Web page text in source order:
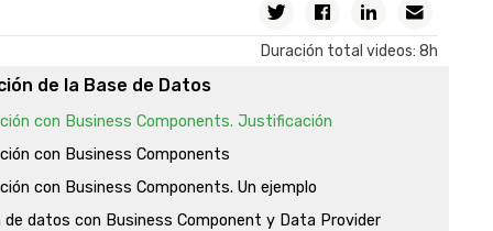
Twitter FacebookLinkedin
Duración total videos: 8h
Tipos de Datos Estructurados (SDT) mediante Data
de la Base de Datos
con Business Components. Justificación
con Business Components
con Business Components. Un ejemplo
de datos con Business Component y Data Provider